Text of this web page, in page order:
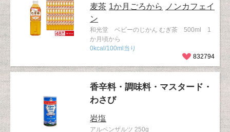
麦茶 1か月ごろから
ノンカフェイ
ン
和光堂 ベビーのじかん むぎ茶 500ml 1
か月頃から
0kcal/100ml当り
832794
香辛料・調味料・マスタード・
わさび
岩塩
アルペンザルツ 250g